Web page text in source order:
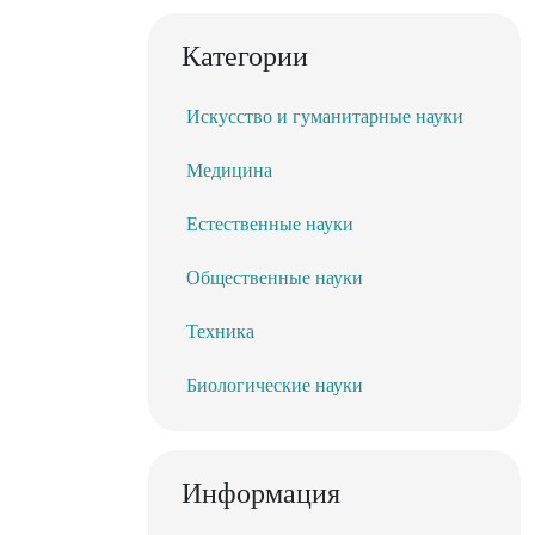
Категории
Искусство и гуманитарные науки
Медицина
Естественные науки
Общественные науки
Техника
Биологические науки
Информация